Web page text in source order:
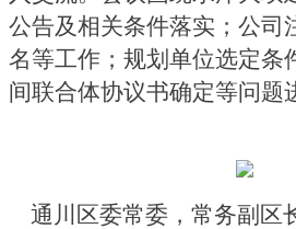
公告及相关条件落实；公司
名等工作；规划单位选定条
间联合体协议书确定等问题
通川区委常委，常务副区